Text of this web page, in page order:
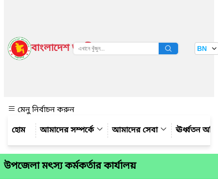
বাংলাদেশ জাতীয় তথ্য বাতায়ন BN
মেনু নির্বাচন করুন
আমাদের সম্পর্কে
আমাদের সেবা ঊর্ধ্বতন
উপজেলা মৎস্য কর্মকর্তার কার্যালয়